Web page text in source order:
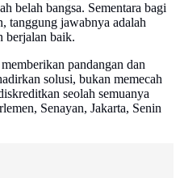
belah bangsa. Sementara bagi
tanggung jawabnya adalah
berjalan baik.
pandangan dan
solusi, bukan memecah
seolah semuanya
Senayan, Jakarta, Senin